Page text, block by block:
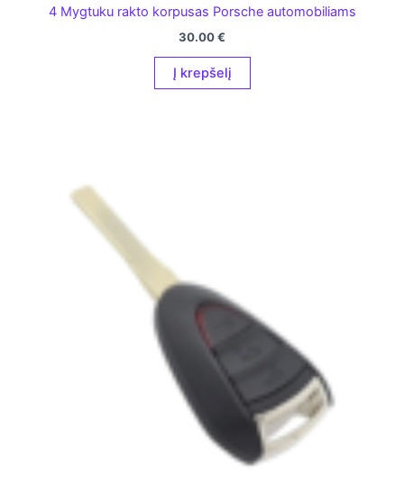
4 Mygtuku rakto korpusas Porsche automobiliams
30.00€
Į krepšelį